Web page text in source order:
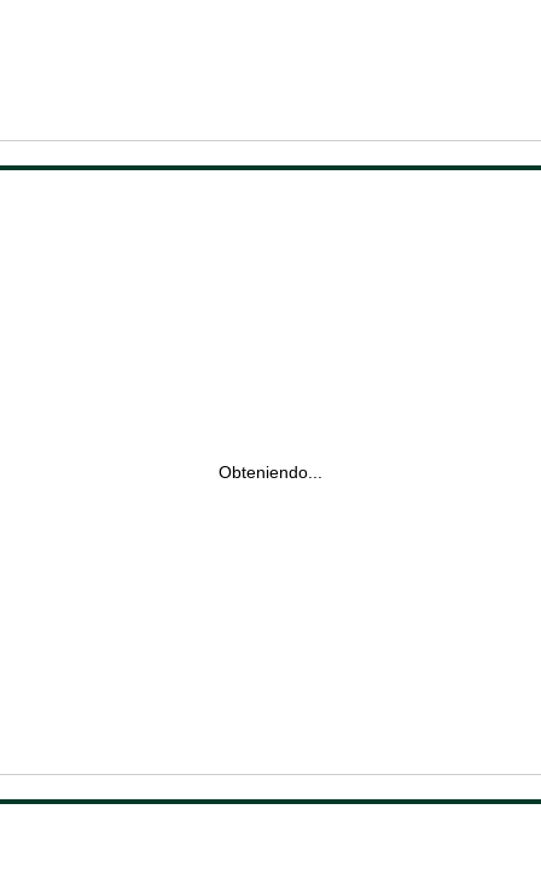
Obteniendo...